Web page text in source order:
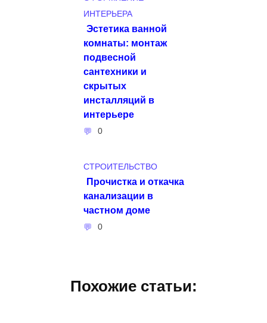
ИНТЕРЬЕРА
Эстетика ванной
комнаты: монтаж
подвесной
сантехники и
скрытых
инсталляций в
интерьере
0
СТРОИТЕЛЬСТВО
Прочистка и откачка
канализации в
частном доме
0
Похожие статьи: